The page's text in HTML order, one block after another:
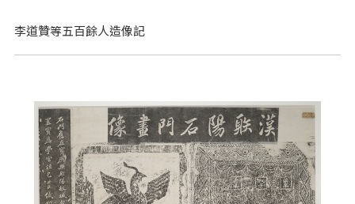
李道贊等五百餘人造像記